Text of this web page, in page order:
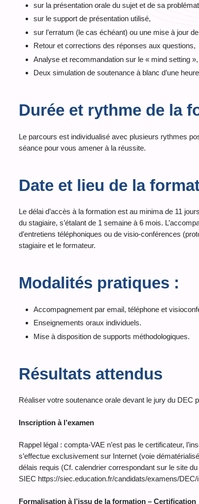
sur la présentation orale du sujet et de sa
sur le support de présentation utilisé,
sur l’erratum (le cas échéant) ou une mise à jour
Retour et corrections des réponses aux questions,
Analyse et recommandation sur le « mind setting »,
Deux simulation de soutenance à blanc d’une
Durée et rythme de la
Le parcours est individualisé avec plusieurs rythmes
séance pour vous amener à la réussite.
Date et lieu de la
Le délai d’accès à la formation est au minima de 11
du stagiaire, s’étalant de 1 semaine à 6 mois.
d’entretiens téléphoniques ou de visio-conférences
stagiaire et le formateur.
Modalités pratiques :
Accompagnement par email, téléphone et
Enseignements oraux individuels.
Mise à disposition de supports méthodologiques.
Résultats attendus
Réaliser votre soutenance orale devant le jury du DEC
Inscription à l’examen
Rappel légal : compta-VAE n’est pas le certificateur,
s’effectue exclusivement sur Internet (voie
délais requis (Cf. calendrier correspondant sur le site
SIEC https://siec.education.fr/candidats/examens/
Formalisation à l’issu de la formation – Certification